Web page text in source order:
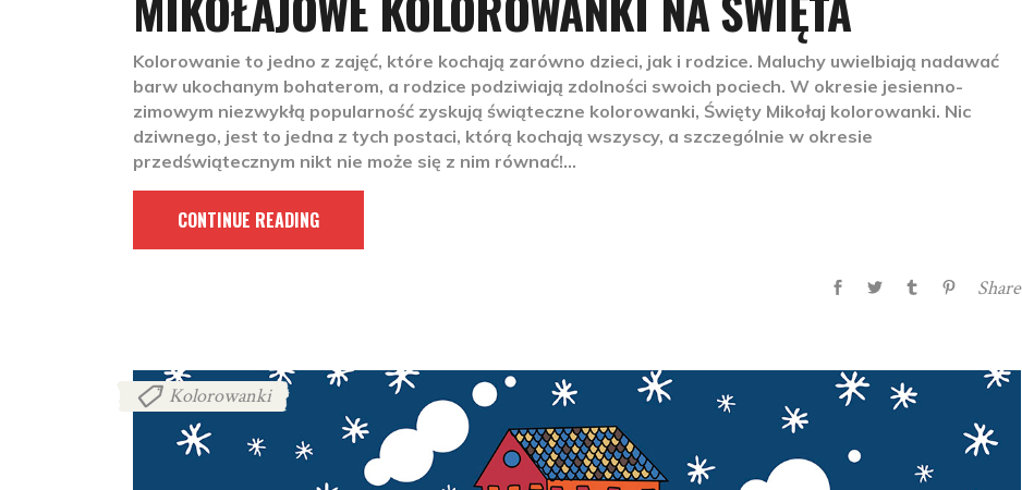
Kolorowanie to jedno z zajęć, które kochają zarówno dzieci, jak i rodzice. Maluchy uwielbiają nadawać
barw ukochanym bohaterom, a rodzice podziwiają zdolności swoich pociech. W okresie jesienno-
zimowym niezwykłą popularność zyskują świąteczne kolorowanki, Święty Mikołaj kolorowanki. Nic
dziwnego, jest to jedna z tych postaci, którą kochają wszyscy, a szczególnie w okresie
przedświątecznym nikt nie może się z nim równać!
CONTINUE READING
Share
Kolorowanki